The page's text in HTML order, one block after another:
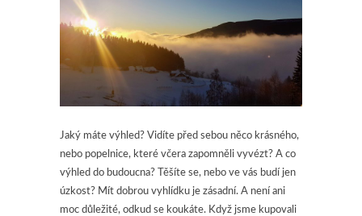
Jaký máte výhled? Vidíte před sebou něco krásného,
nebo popelnice, které včera zapomněli vyvézt? A co
výhled do budoucna? Těšíte se, nebo ve vás budí jen
úzkost? Mít dobrou vyhlídku je zásadní. A není ani
moc důležité, odkud se koukáte. Když jsme kupovali